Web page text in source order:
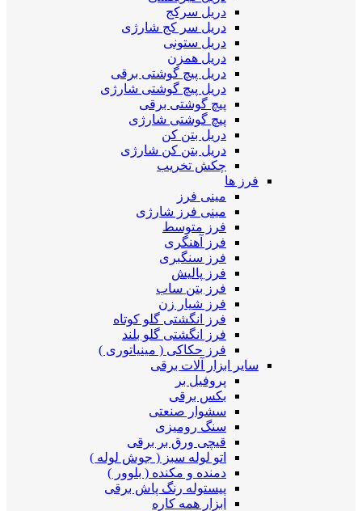
دریل سرکج
دریل سر کج شارژی
دریل ستونی
دریل همزن
دریل پیچ گوشتی برقی
دریل پیچ گوشتی شارژی
پیچ گوشتی برقی
پیچ گوشتی شارژی
دریل بتن کن
دریل بتن کن شارژی
چکش تخریب
فرز ها
مینی فرز
مینی فرز شارژی
فرز متوسط
فرز آهنگری
فرز سنگبری
فرز پالیش
فرز بتن ساب
فرز شیار زن
فرز انگشتی گلو کوتاه
فرز انگشتی گلو بلند
فرز حکاکی ( مینیاتوری )
سایر ابزار آلات برقی
پروفیل بر
بکس برقی
سشوار صنعتی
سنگ رومیزی
قیچی ورق بر برقی
اتو لوله سبز ( جوش لوله )
دمنده و مکنده ( بلوور )
پیستوله رنگ پاش برقی
ابزار همه کاره